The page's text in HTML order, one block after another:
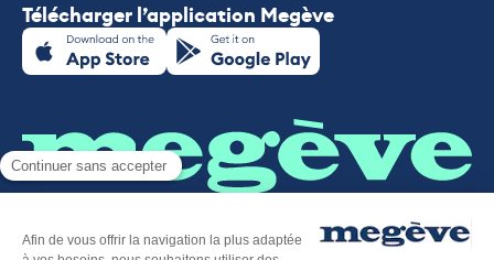
Télécharger l’application Megève
Plan du site -Mentions légales-